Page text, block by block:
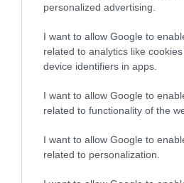
personalized advertising.
I want to allow Google to
related to analytics like
device identifiers in apps.
I want to allow Google to
related to functionality of the
I want to allow Google to
related to personalization.